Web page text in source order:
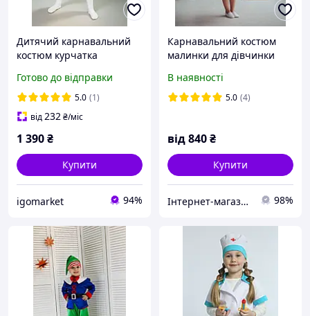
Дитячий карнавальний
костюм курчатка
Готово до відправки
5.0 (1)
від232₴/міс
1 390₴
Купити
igomarket 94%
Карнавальний костюм
малинки для дівчинки
В наявності
5.0 (4)
від840₴
Купити
Інтернет-магазин "Карнавал Квітів" 98%